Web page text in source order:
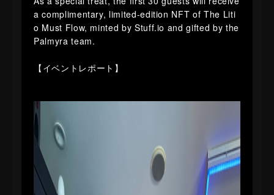
a complimentary, limited-edition NFT of The Liti
o Must Flow, minted by Stuff.io and gifted by the
Palmyra team.
【イベントレポート】